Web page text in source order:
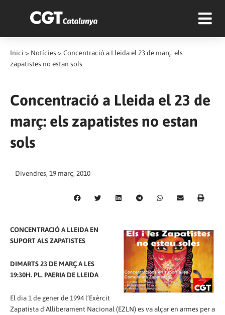
Inici > Notícies > Concentració a Lleida el 23 de març: els
zapatistes no estan sols
Concentració a Lleida el 23 de
març: els zapatistes no estan
sols
Divendres, 19 març, 2010
CONCENTRACIÓ A LLEIDA EN
SUPORT ALS ZAPATISTES
DIMARTS 23 DE MARÇ A LES
19:30H. PL. PAERIA DE LLEIDA
El dia 1 de gener de 1994 l’Exèrcit
Zapatista d’Alliberament Nacional (EZLN) es va alçar en armes per a